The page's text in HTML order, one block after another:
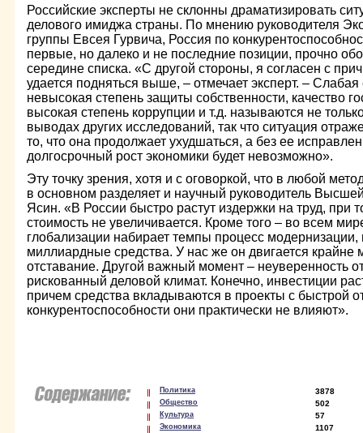
Российские эксперты не склонны драматизировать
делового имиджа страны. По мнению руководителя
группы Евсея Гурвича, Россия по
первые, но далеко и не последние позиции, прочно
середине списка. «С другой стороны, я согласен с
удается подняться выше, – отмечает эксперт. –
невысокая степень защиты собственности, качество
высокая степень коррупции и т.д. называются не
выводах других исследований, так что ситуация
то, что она продолжает ухудшаться, а без ее
долгосрочный рост экономики будет невозможно».
Эту точку зрения, хотя и с оговоркой, что в любой
в основном разделяет и научный руководитель
Ясин. «В России быстро растут издержки на труд, при
стоимость не увеличивается. Кроме того – во всем
глобализации набирает темпы процесс
миллиардные средства. У нас же он двигается крайне
отставание. Другой важный момент – неуверенность
рискованный деловой климат. Конечно, инвестиции
причем средства вкладываются в проекты с быстрой
конкурентоспособности они практически не влияют».
Политика 3878
Общество 502
Культура 57
Экономика 1107